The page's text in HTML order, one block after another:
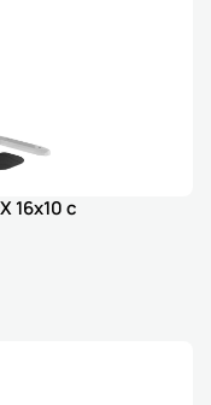
16х10 с